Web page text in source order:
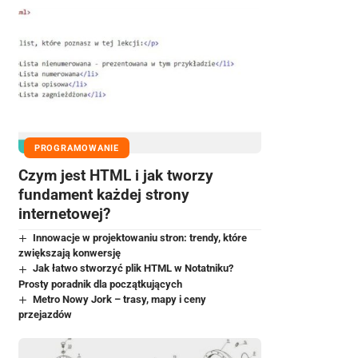
PROGRAMOWANIE
Czym jest HTML i jak tworzy
fundament każdej strony
internetowej?
Innowacje w projektowaniu stron: trendy, które
zwiększają konwersję
Jak łatwo stworzyć plik HTML w Notatniku?
Prosty poradnik dla początkujących
Metro Nowy Jork – trasy, mapy i ceny
przejazdów